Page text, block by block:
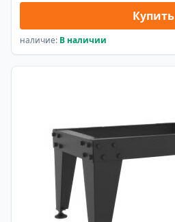
Купить
наличие: В наличии